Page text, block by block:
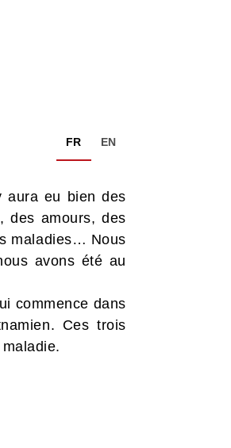
FR EN
aura eu bien des
des amours, des
maladies… Nous
avons été au
commence dans
Ces trois